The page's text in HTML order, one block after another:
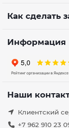
Как сделать
Информация
Наши
Клиентский
+7 962 910 23